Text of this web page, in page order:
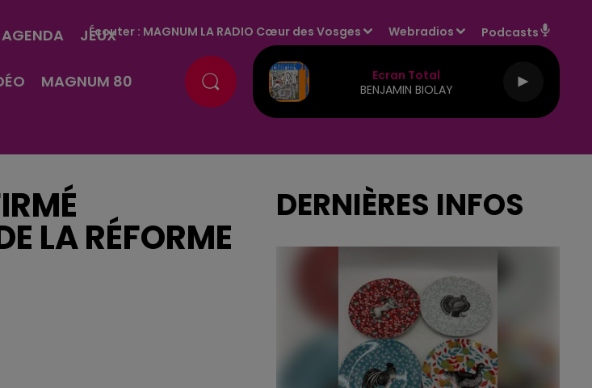
AGENDA JEUX
MAGNUM 80
Écouter : MAGNUM LA RADIO Cœur des Vosges Webradios Podcasts
Ecran Total
BENJAMIN BIOLAY
LA RÉFORME
DERNIÈRES INFOS